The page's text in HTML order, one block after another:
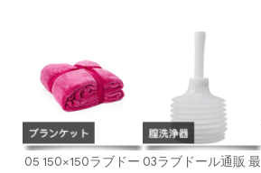
05 150×150ラブドー 03ラブドール通販 最